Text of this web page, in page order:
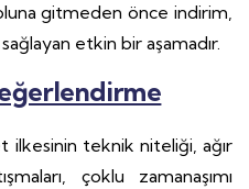
gitmeden önce indirim,
etkin bir aşamadır.
ilkesinin teknik niteliği, ağır
çoklu zamanaşımı